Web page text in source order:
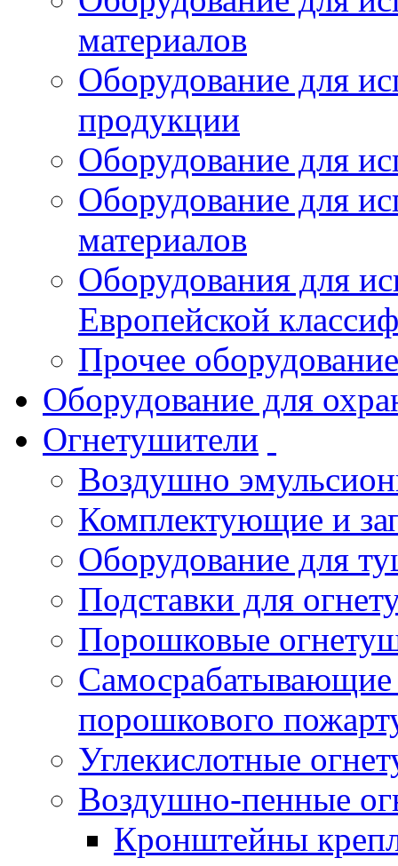
материалов
Оборудование для
продукции
Оборудование для
Оборудование для
материалов
Оборудования для
Европейской
Прочее оборудование
Оборудование для
Огнетушители
Воздушно
Комплектующие и
Оборудование для
Подставки для
Порошковые
порошкового
Углекислотные
Воздушно-пенные
Кронштейны